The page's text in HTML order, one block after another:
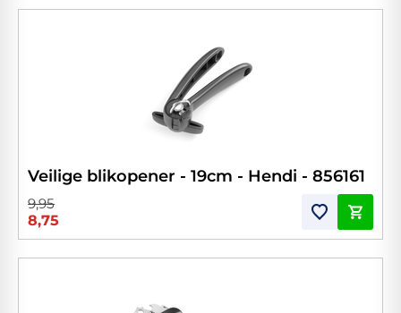
Veilige blikopener - 19cm - Hendi - 856161
9,95
8,75